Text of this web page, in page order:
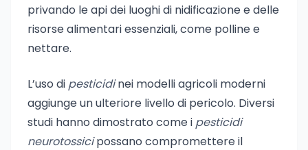
privando le api dei luoghi di nidificazione e delle
risorse alimentari essenziali, come polline e
nettare.
L’uso di pesticidinei modelli agricoli moderni
aggiunge un ulteriore livello di pericolo. Diversi
studi hanno dimostrato come i pesticidi
neurotossicipossano compromettere il